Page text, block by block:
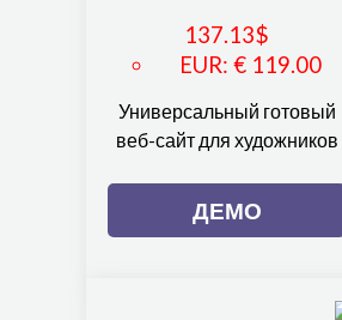
137.13$
EUR:€ 119.00
Универсальный готовый
веб-сайт для художников
ДЕМО